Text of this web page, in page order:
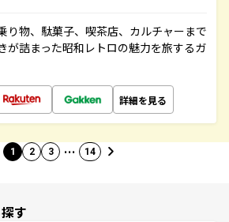
り物、駄菓子、喫茶店、カルチャーまで
が詰まった昭和レトロの魅力を旅するガ
詳細を見る
1 2 3 … 14
す